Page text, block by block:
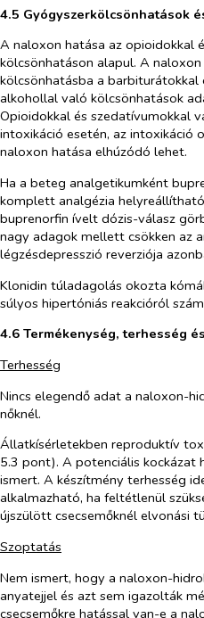
4.5 Gyógyszerkölcsönhatások
A naloxon hatása az opioidokkal
kölcsönhatáson alapul. A
kölcsönhatásba a barbiturátokkal
alkohollal való kölcsönhatások
Opioidokkal és szedatívumokkal
intoxikáció esetén, az intoxikáció
naloxon hatása elhúzódó lehet.
Ha a beteg analgetikumként
komplett analgézia
buprenorfin ívelt dózis-válasz
nagy adagok mellett csökken az
légzésdepresszió reverziója
Klonidin túladagolás okozta
súlyos hipertóniás reakcióról
4.6 Termékenység, terhesség
Terhesség
Nincs elegendő adat a naloxon-
nőknél.
Állatkísérletekben reproduktív
5.3 pont). A potenciális kockázat
ismert. A készítmény terhesség
alkalmazható, ha feltétlenül
újszülött csecsemőknél elvonási
Szoptatás
Nem ismert, hogy a naloxon-
anyatejjel és azt sem igazolták
csecsemőkre hatással van-e a